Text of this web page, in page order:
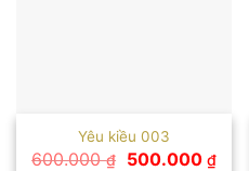
Yêu kiều 003
600.000₫
Giá
500.000 ₫Giá